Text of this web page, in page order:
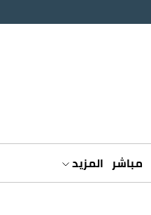
مباشر المزيد